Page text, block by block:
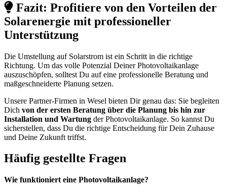
Fazit: Profitiere von den Vorteilen der
Solarenergie mit professioneller
Unterstützung
Die Umstellung auf Solarstrom ist ein Schritt in die richtige
Richtung. Um das volle Potenzial Deiner Photovoltaikanlage
auszuschöpfen, solltest Du auf eine professionelle Beratung und
maßgeschneiderte Planung setzen.
Unsere Partner-Firmen in Wesel bieten Dir genau das: Sie begleiten
Dich von der ersten Beratung über die Planung bis hin zur
Installation und Wartung der Photovoltaikanlage. So kannst Du
sicherstellen, dass Du die richtige Entscheidung für Dein Zuhause
und Deine Zukunft triffst.
Häufig gestellte Fragen
Wie funktioniert eine Photovoltaikanlage?